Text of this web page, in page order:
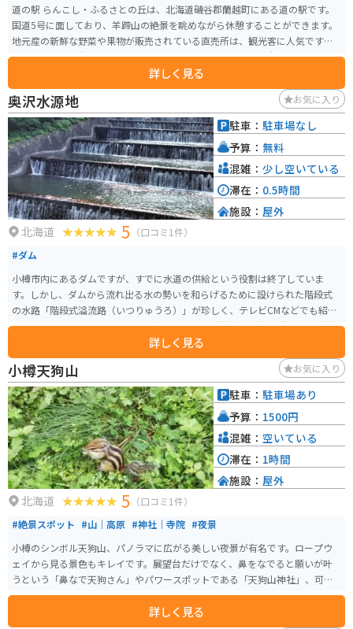
道の駅 らんこし・ふるさとの丘は、北海道磯谷郡蘭越町にある道の駅です。
国道5号に面しており、羊蹄山の絶景を眺めながら休憩することができます。
地元産の新鮮な野菜や果物が販売されている直売所は、観光客に人気です。
特に、蘭越町は米どころとしても知られており、美味しいお米を使ったおに
ぎりやお弁当もおすすめです。また、レストランでは、地元食材をふんだん
に使った料理を楽しむことができます。 バイクで訪れる場合、駐車場も広く
停めやすいので安心です。羊蹄山をバックに愛車を写真に収めるのも良いで
しょう。 蘭越町は、自然豊かな地域であり、道の駅 らんこし・ふるさとの丘
はその魅力を存分に味わえるスポットです。ドライブやツーリングの休憩
に、ぜひ立ち寄ってみてください。
詳しく見る
奥沢水源地 お気に入り
北海道 5 （口コミ1件）
#ダム
小樽市内にあるダムですが、すでに水道の供給という役割は終了していま
す。しかし、ダムから流れ出る水の勢いを和らげるために設けられた階段式
の水路「階段式溢流路（いつりゅうろ）」が珍しく、テレビCMなどでも紹介
され、夏の間はここを訪れる人が絶えません。 階段式溢流路は大正3年に造ら
れた施設で、奥沢ダムと勝納川の水を放流する目的と、水の激しい流れによ
る護岸の削り取りを防ぐ働きを持っています。水は落差約21メートルと距離
約100メートルの10段の階段を通り、水流の勢いを和らげます。この階段の縁
には長い石と短い石が交互に組まれており、隙間から流れ落ちる水がすだれ
状になって見え、「水すだれ」と呼ばれています。 階段式溢流路は歴史的価
値があり、「近代水道百選」、「土木学会選奨土木遺産」に選ばれていま
す。奥沢水源地水管橋では階段式溢流路を期間限定で間近に見ることができ
ます。
詳しく見る
駐車： 駐車場なし
予算： 無料
混雑： 少し空いている
滞在： 0.5時間
施設： 屋外
小樽天狗山 お気に入り
北海道 5 （口コミ1件）
#絶景スポット #山｜高原 #神社｜寺院 #夜景
小樽のシンボル天狗山、パノラマに広がる美しい夜景が有名です。ロープウ
ェイから見る景色もキレイです。展望台だけでなく、鼻をなでると願いが叶
うという「鼻なで天狗さん」やパワースポットである「天狗山神社」、可愛
らしいシマリスがいる「シマリス公園」など見どころが多く、日中訪れても
詳しく見る
駐車： 駐車場あり
予算： 1500円
混雑： 空いている
滞在： 1時間
施設： 屋外